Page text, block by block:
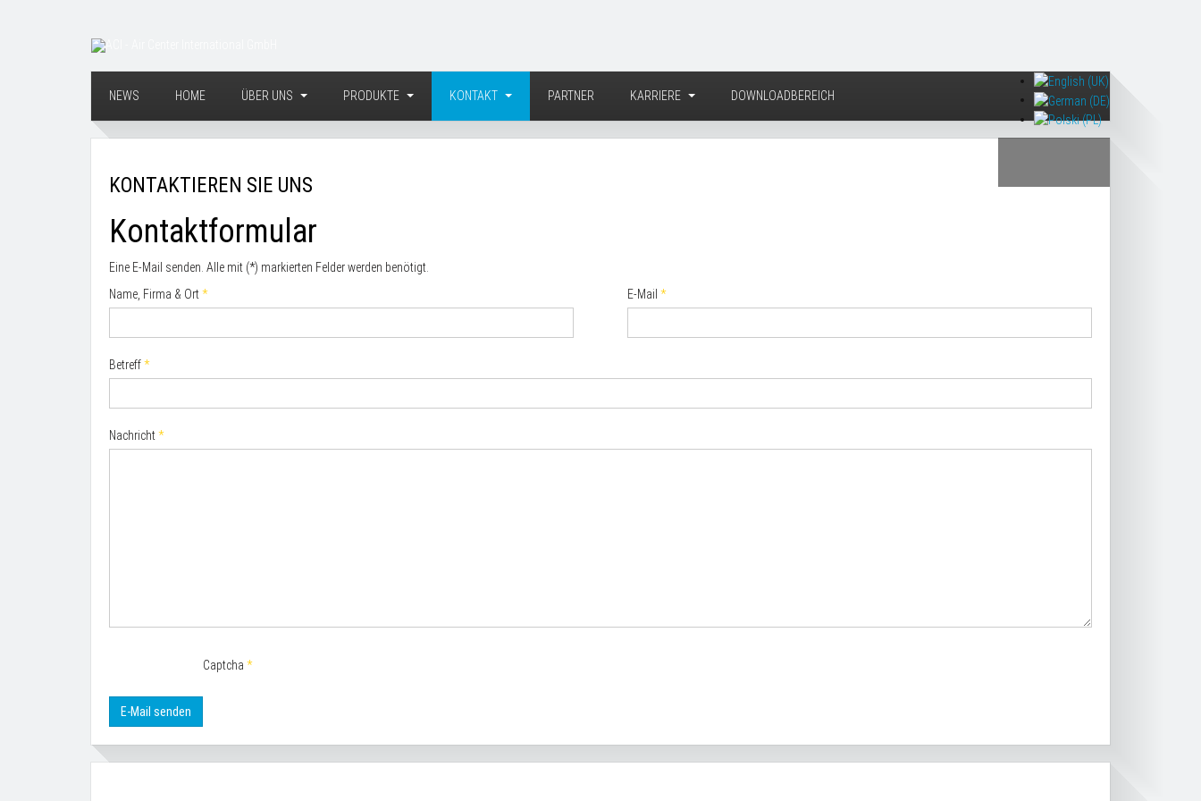
NEWS HOME ÜBER UNS PRODUKTE KONTAKT PARTNER KARRIERE DOWNLOADBEREICH
KONTAKTIEREN SIE UNS
Kontaktformular
Eine E-Mail senden. Alle mit (*) markierten Felder werden benötigt.
Name, Firma & Ort* E-Mail *
Betreff*
Nachricht*
Captcha *
E-Mail senden